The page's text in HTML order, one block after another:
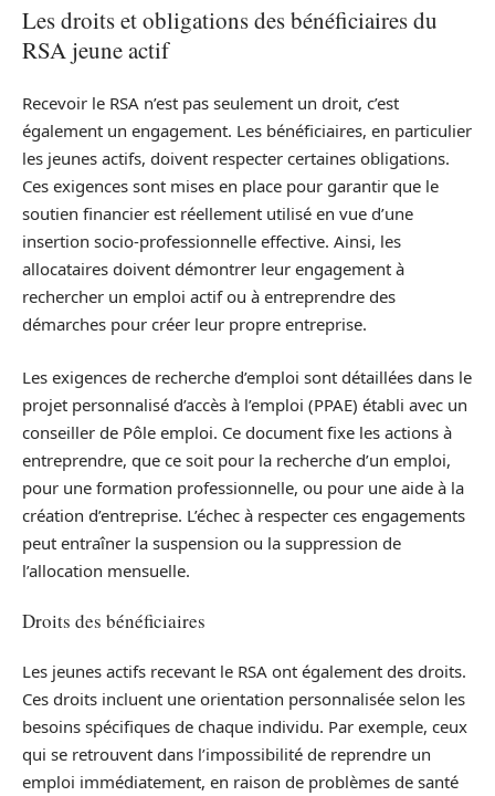
Les droits et obligations des bénéficiaires du
RSA jeune actif
Recevoir le RSA n’est pas seulement un droit, c’est
également un engagement. Les bénéficiaires, en particulier
les jeunes actifs, doivent respecter certaines obligations.
Ces exigences sont mises en place pour garantir que le
soutien financier est réellement utilisé en vue d’une
insertion socio-professionnelle effective. Ainsi, les
allocataires doivent démontrer leur engagement à
rechercher un emploi actif ou à entreprendre des
démarches pour créer leur propre entreprise.
Les exigences de recherche d’emploi sont détaillées dans le
projet personnalisé d’accès à l’emploi (PPAE) établi avec un
conseiller de Pôle emploi. Ce document fixe les actions à
entreprendre, que ce soit pour la recherche d’un emploi,
pour une formation professionnelle, ou pour une aide à la
création d’entreprise. L’échec à respecter ces engagements
peut entraîner la suspension ou la suppression de
l’allocation mensuelle.
Droits des bénéficiaires
Les jeunes actifs recevant le RSA ont également des droits.
Ces droits incluent une orientation personnalisée selon les
besoins spécifiques de chaque individu. Par exemple, ceux
qui se retrouvent dans l’impossibilité de reprendre un
emploi immédiatement, en raison de problèmes de santé